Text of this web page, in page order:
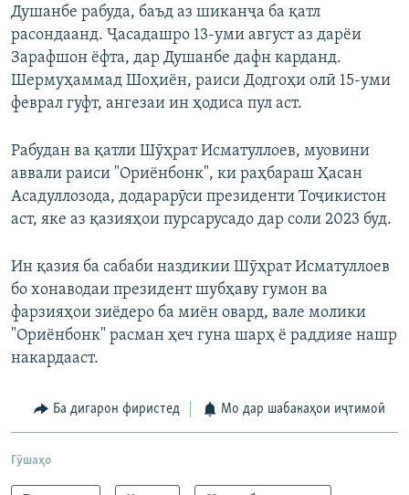
Душанбе рабуда, баъд аз шиканҷа ба қатл
расондаанд. Ҷасадашро 13-уми август аз дарёи
Зарафшон ёфта, дар Душанбе дафн карданд.
Шермуҳаммад Шоҳиён, раиси Додгоҳи олӣ 15-уми
феврал гуфт, ангезаи ин ҳодиса пул аст.
Рабудан ва қатли Шӯҳрат Исматуллоев, муовини
аввали раиси "Ориёнбонк", ки раҳбараш Ҳасан
Асадуллозода, додарарӯси президенти Тоҷикистон
аст, яке аз қазияҳои пурсарусадо дар соли 2023 буд.
Ин қазия ба сабаби наздикии Шӯҳрат Исматуллоев
бо хонаводаи президент шубҳаву гумон ва
фарзияҳои зиёдеро ба миён овард, вале молики
"Ориёнбонк" расман ҳеч гуна шарҳ ё раддияе нашр
накардааст.
Ба дигарон фиристед Мо дар шабакаҳои иҷтимоӣ
Гӯшаҳо